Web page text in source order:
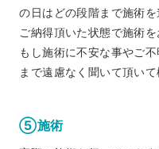
の日はどの段階まで施術
ご納得頂いた状態で施術を
もし施術に不安な事やご
まで遠慮なく聞いて頂いて
⑤施術